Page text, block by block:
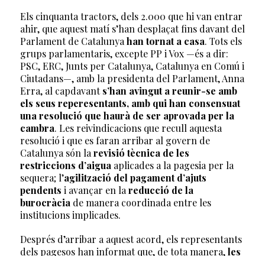
Els cinquanta tractors, dels 2.000 que hi van entrar
ahir, que aquest matí s’han desplaçat fins davant del
Parlament de Catalunya han tornat a casa. Tots els
grups parlamentaris, excepte PP i Vox —és a dir:
PSC, ERC, Junts per Catalunya, Catalunya en Comú i
Ciutadans—, amb la presidenta del Parlament, Anna
Erra, al capdavants’han avingut a reunir-se amb
els seus reperesentants, amb qui han consensuat
una resolució que haurà de ser aprovada per la
cambra. Les reivindicacions que recull aquesta
resolució i que es faran arribar al govern de
Catalunya són la revisió tècnica de les
restriccions d’aigua aplicades a la pagesia per la
sequera; l’agilització del pagament d’ajuts
pendents i avançar en la reducció de la
burocràcia de manera coordinada entre les
institucions implicades.
Després d’arribar a aquest acord, els representants
dels pagesos han informat que, de tota manera,les